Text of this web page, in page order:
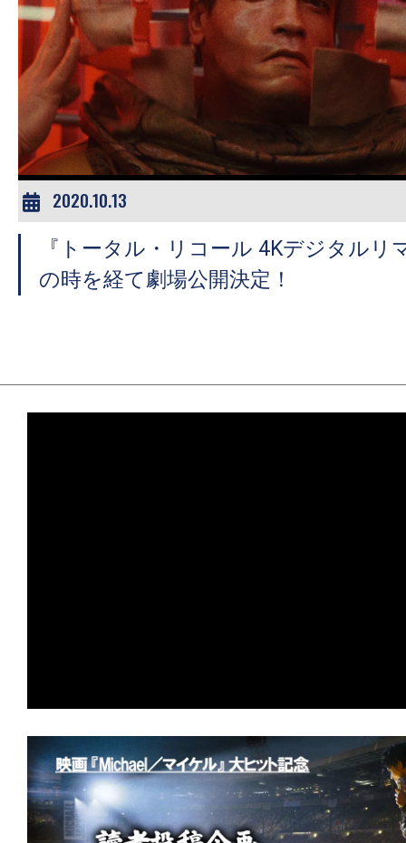
2020.10.13
『トータル・リコール 4Kデジタルリ
の時を経て劇場公開決定！